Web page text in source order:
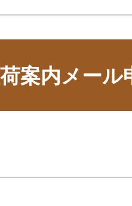
案内メール